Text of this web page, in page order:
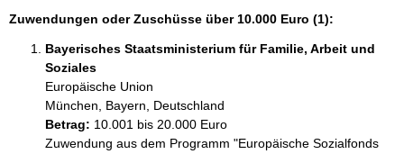
Zuwendungen oder Zuschüsse über 10.000 Euro (1):
Bayerisches Staatsministerium für Familie, Arbeit und
Soziales
Europäische Union
München, Bayern, Deutschland
Betrag: 10.001 bis 20.000 Euro
Zuwendung aus dem Programm "Europäische Sozialfonds